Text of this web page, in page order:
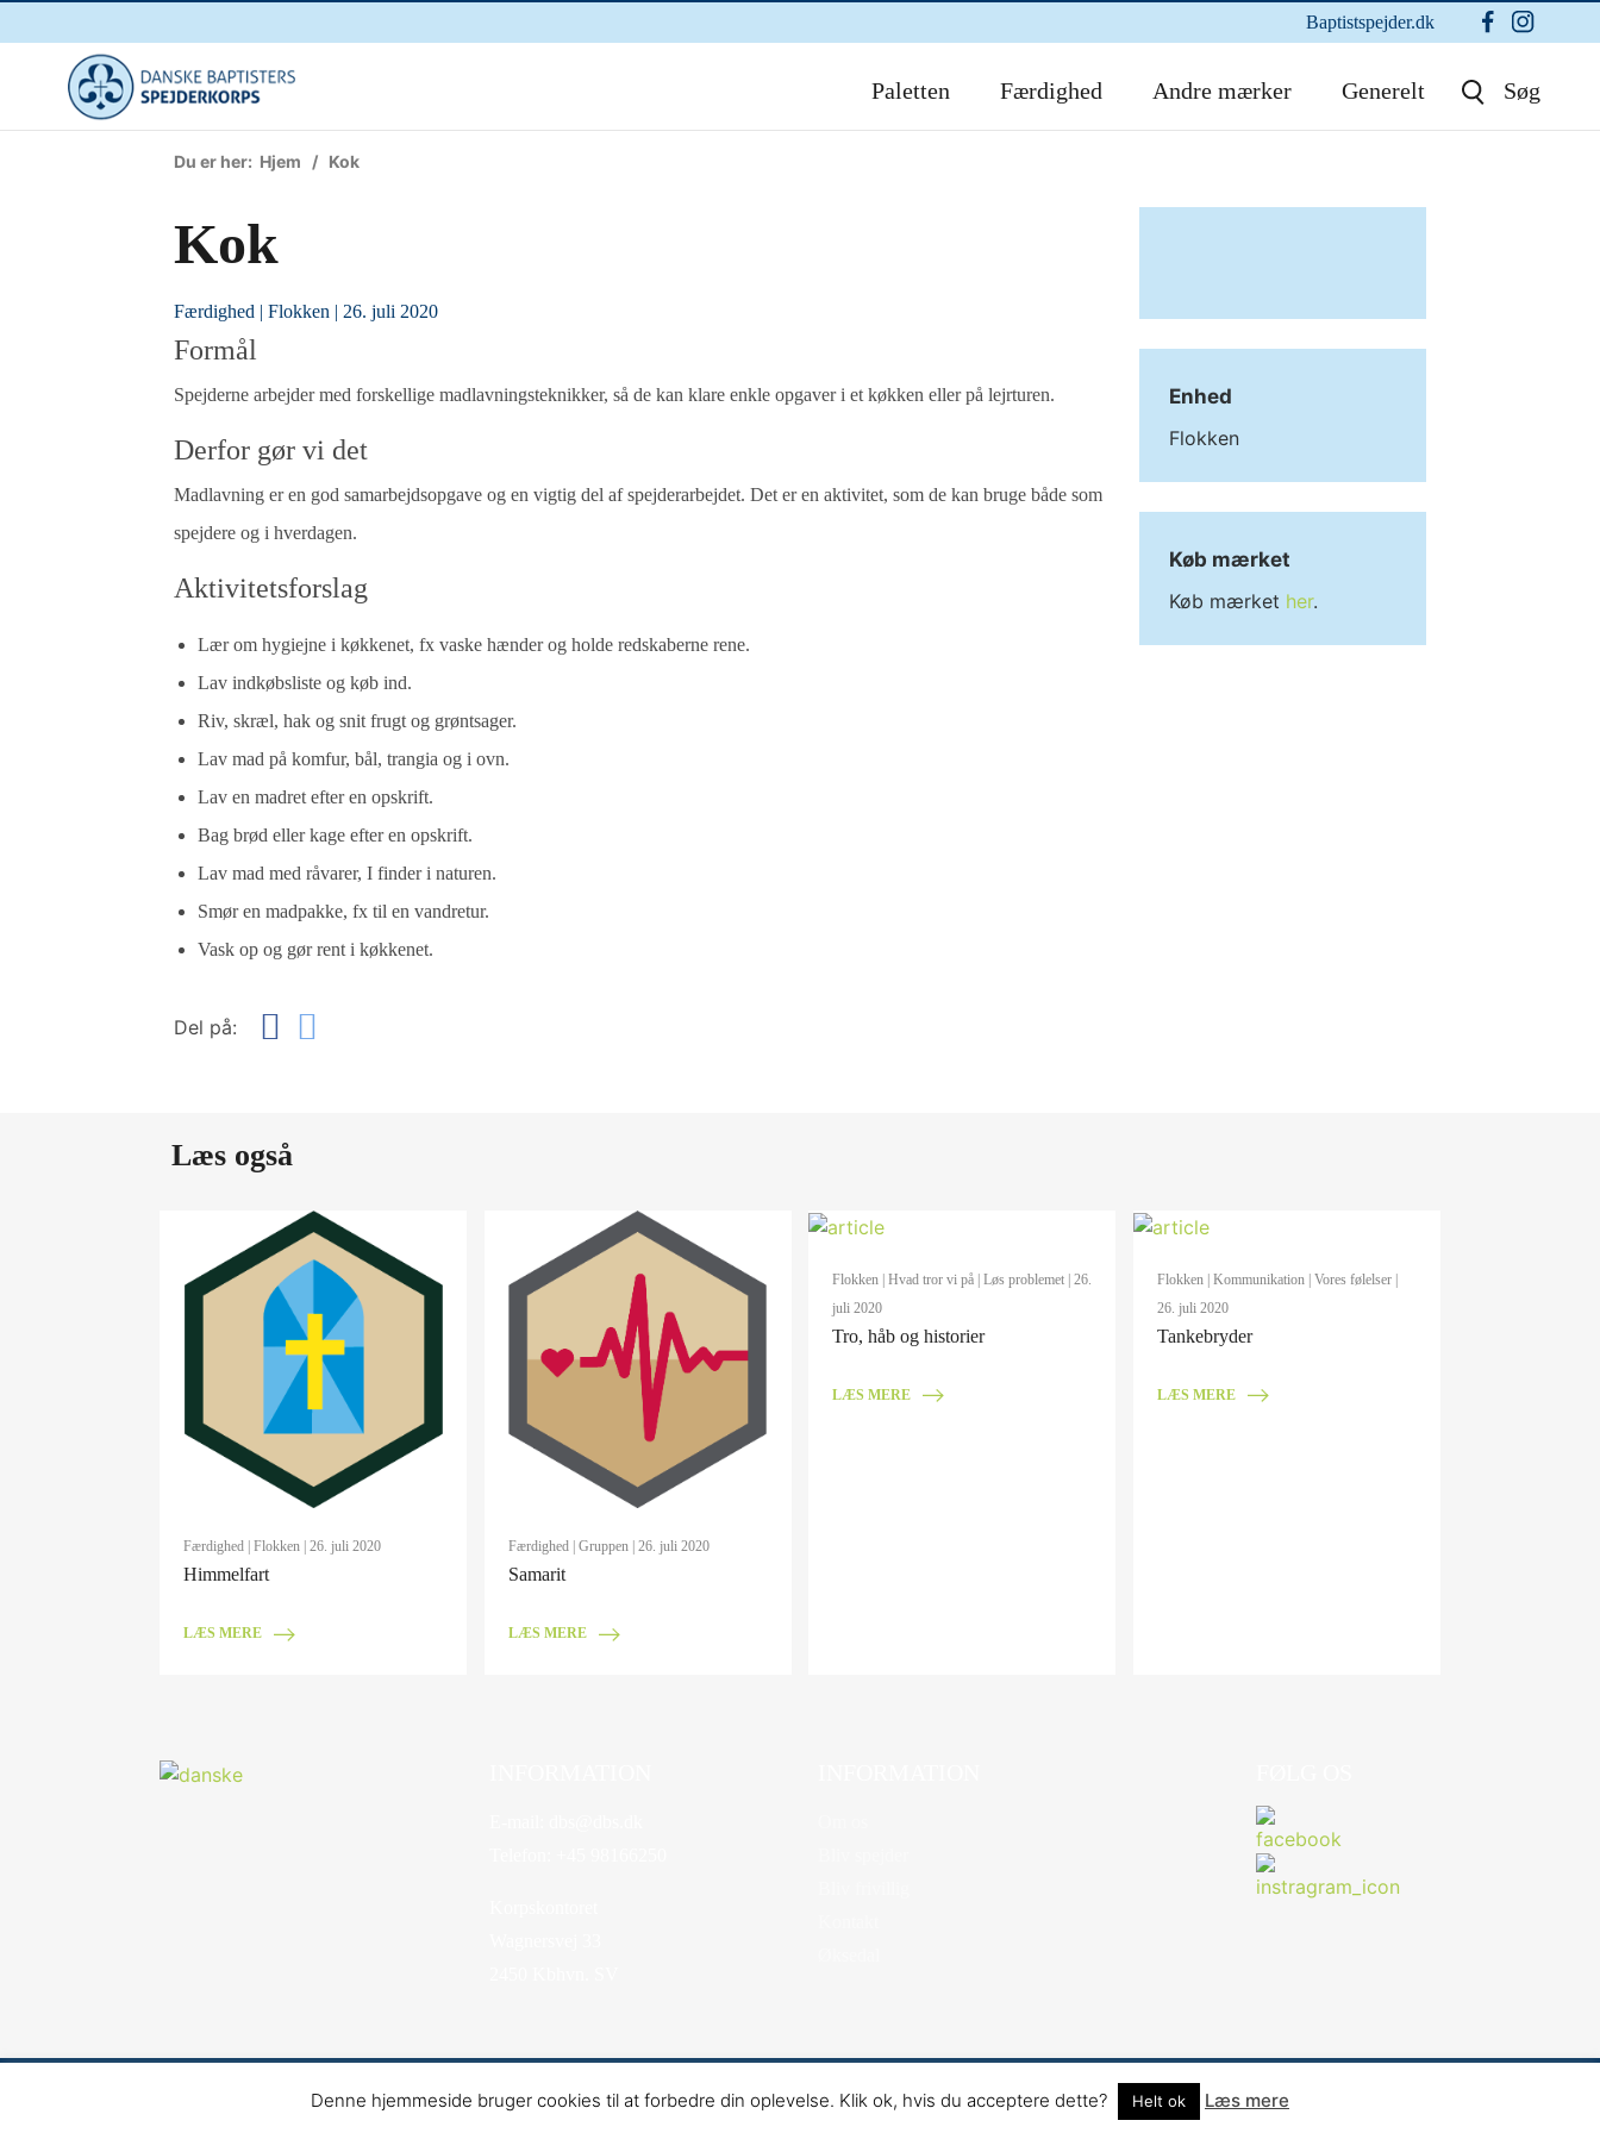
Baptistspejder.dk
Søg
Paletten Færdighed Andre mærker Generelt
Du er her: Hjem / Kok
Kok
Færdighed |Flokken | 26. juli 2020
Formål
Spejderne arbejder med forskellige madlavningsteknikker, så de kan klare enkle opgaver i et køkken eller på lejrturen.
Derfor gør vi det
Madlavning er en god samarbejdsopgave og en vigtig del af spejderarbejdet. Det er en aktivitet, som de kan bruge både som
spejdere og i hverdagen.
Aktivitetsforslag
Lær om hygiejne i køkkenet, fx vaske hænder og holde redskaberne rene.
Lav indkøbsliste og køb ind.
Riv, skræl, hak og snit frugt og grøntsager.
Lav mad på komfur, bål, trangia og i ovn.
Lav en madret efter en opskrift.
Bag brød eller kage efter en opskrift.
Lav mad med råvarer, I finder i naturen.
Smør en madpakke, fx til en vandretur.
Vask op og gør rent i køkkenet.
Del på:
Enhed
Flokken
Køb mærket
Køb mærket her.
Læs også
Færdighed |Flokken | 26. juli 2020
Himmelfart
LÆS MERE
Færdighed| Gruppen| 26. juli 2020
Samarit
LÆS MERE
Flokken |Hvad tror vi på |Løs problemet | 26.
juli 2020
Tro, håb og historier
LÆS MERE
Flokken | Kommunikation | Vores følelser|
26. juli 2020
Tankebryder
LÆS MERE
Denne hjemmeside bruger cookies til at forbedre din oplevelse. Klik ok, hvis du acceptere dette? Helt ok Læs mere